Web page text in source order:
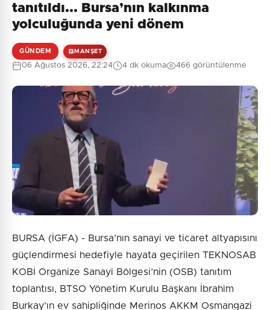
tanıtıldı... Bursa’nın kalkınma
yolculuğunda yeni dönem
GÜNDEM MANŞET
06 Ağustos 2026, 22:24 4 dk okuma 466 görüntülenme
BURSA (İGFA) - Bursa’nın sanayi ve ticaret altyapısını
güçlendirmesi hedefiyle hayata geçirilen TEKNOSAB
KOBİ Organize Sanayi Bölgesi’nin (OSB) tanıtım
toplantısı, BTSO Yönetim Kurulu Başkanı İbrahim
Burkay’ın ev sahipliğinde Merinos AKKM Osmangazi